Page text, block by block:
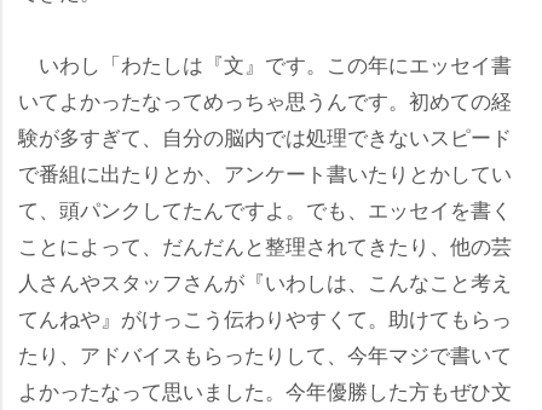
いわし「わたしは『文』です。この年にエッセイ書
いてよかったなってめっちゃ思うんです。初めての経
験が多すぎて、自分の脳内では処理できないスピード
で番組に出たりとか、アンケート書いたりとかしてい
て、頭パンクしてたんですよ。でも、エッセイを書く
ことによって、だんだんと整理されてきたり、他の芸
人さんやスタッフさんが『いわしは、こんなこと考え
てんねや』がけっこう伝わりやすくて。助けてもらっ
たり、アドバイスもらったりして、今年マジで書いて
よかったなって思いました。今年優勝した方もぜひ文